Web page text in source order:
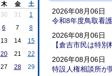
木 金
土
30 31
1
6 7
8
13 14
15
20 21
22
27 28
29
2026年08月06日
令和8年度鳥取看
2026年08月06日
【倉吉市民は特
2026年08月06日
特設人権相談所が